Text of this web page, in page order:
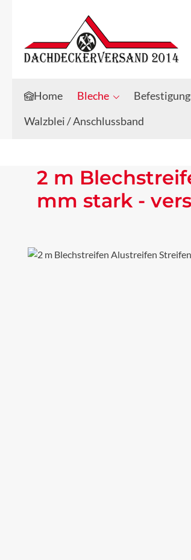
Zum Hauptinhalt springen
Zur Suche springen
Home Bleche
Walzblei / Anschlussband
2 m
mm stark -
Bildergalerie überspringen